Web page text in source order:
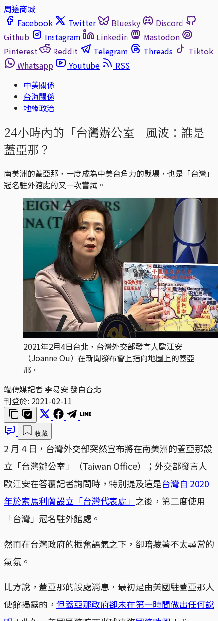
周邊商城
Facebook
Twitter Bluesky
Discord
Github
Instagram Linkedin
Mastodon
Pinterest
Reddit Telegram Threads
Tiktok
Whatsapp
Youtube
RSS
中美關係
台海關係
地緣政治
24小時內的「台灣辦公室」風波：誰是
蓋亞那？
南美洲的蓋亞那，一度成為中美台角力的戰場，也是「台灣」
冠名駐外館處的又一次嘗試。
2021年2月4日台北，台灣外交部發言人歐江安
（Joanne Ou）在新聞發布會上指向地圖上的蓋亞
那。
端傳媒記者 李易安 發自台北
刊登於: 2021-02-11
收藏
2 月 4 日，台灣外交部突然宣布將在南美洲的蓋亞那設
立「台灣辦公室」（Taiwan Office）；外交部發言人
歐江安在答覆記者詢問時，特別提及這是台灣自 2020
年於索馬利蘭設立「台灣代表處」 之後，第二度使用
「台灣」冠名駐外館處。
然而在台灣政府的振奮語氣之下，卻暗藏著不太尋常的
氣氛。
比方說，蓋亞那的設處消息，最初是由美國駐蓋亞那大
使館揭露的， 但蓋亞那政府卻未在第一時間做出任何說